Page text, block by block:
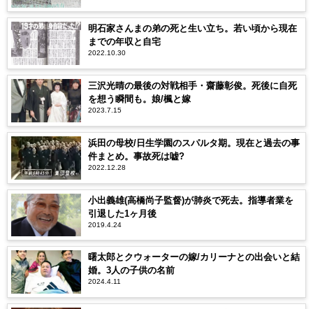
明石家さんまの弟の死と生い立ち。若い頃から現在
までの年収と自宅
2022.10.30
三沢光晴の最後の対戦相手・齋藤彰俊。死後に自死
を想う瞬間も。娘/楓と嫁
2023.7.15
浜田の母校/日生学園のスパルタ期。現在と過去の事
件まとめ。事故死は嘘?
2022.12.28
小出義雄(高橋尚子監督)が肺炎で死去。指導者業を
引退した1ヶ月後
2019.4.24
曙太郎とクウォーターの嫁/カリーナとの出会いと結
婚。3人の子供の名前
2024.4.11